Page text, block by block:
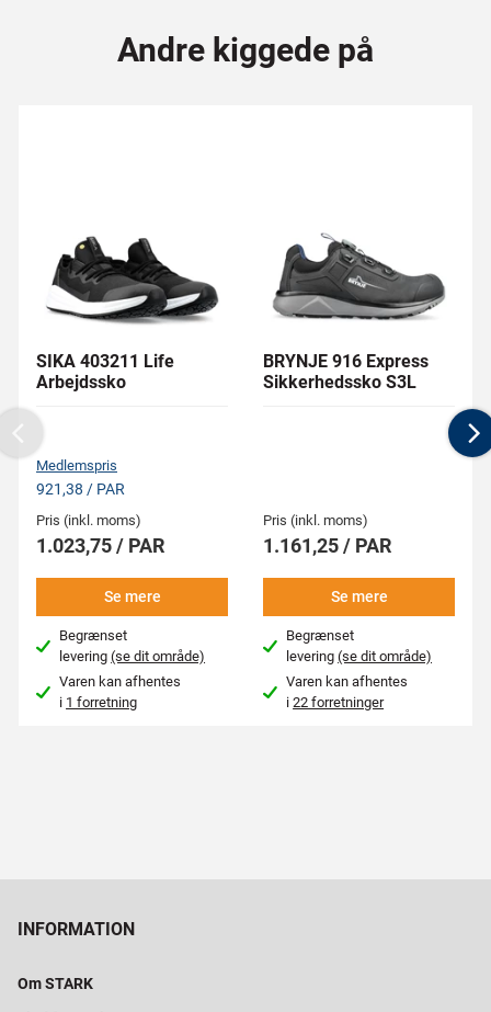
Andre kiggede på
SIKA 403211 Life
Arbejdssko
Medlemspris
921,38 / PAR
Pris (inkl. moms)
1.023,75 / PAR
Se mere
Begrænset
levering(se dit område)
Varen kan afhentes
i 1 forretning
BRYNJE 916 Express
Sikkerhedssko S3L
Pris (inkl. moms)
1.161,25 / PAR
Se mere
Begrænset
levering(se dit område)
Varen kan afhentes
i22 forretninger
Previous
INFORMATION
Om STARK